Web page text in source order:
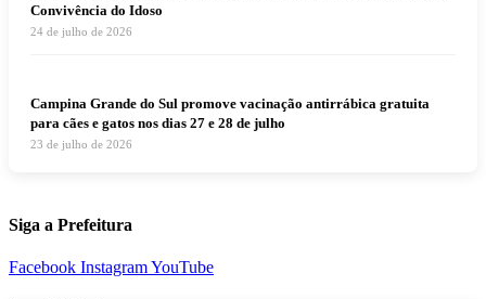
Convivência do Idoso
24 de julho de 2026
Campina Grande do Sul promove vacinação antirrábica gratuita
para cães e gatos nos dias 27 e 28 de julho
23 de julho de 2026
Siga a Prefeitura
Facebook InstagramYouTube